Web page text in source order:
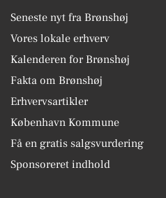
Seneste nyt fra Brønshøj
Vores lokale erhverv
Kalenderen for Brønshøj
Fakta om Brønshøj
Erhvervsartikler
København Kommune
Få en gratis salgsvurdering
Sponsoreret indhold